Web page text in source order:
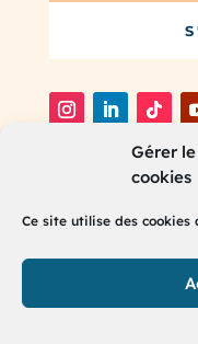
Gérer
cookies
Ce site utilise des
®2025 RH